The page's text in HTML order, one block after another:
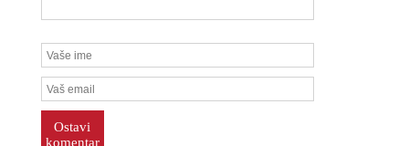
Ostavi
komentar